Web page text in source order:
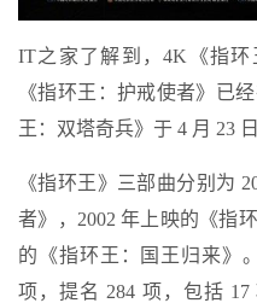
IT之家了解到，4K《指环
《指环王：护戒使者》已
王：双塔奇兵》于 4 月 23
《指环王》三部曲分别为
者》，2002 年上映的《指
的《指环王：国王归来》
项，提名 284 项，包括